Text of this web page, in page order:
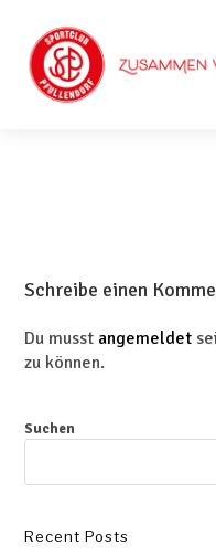
Schreibe einen
Du musst angemeldet
zu können.
Suchen
Recent Posts